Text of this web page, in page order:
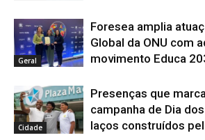
Geral
Foresea amplia
Global da ONU com
movimento Educa
Cidade
Presenças que
campanha de Dia
laços construídos